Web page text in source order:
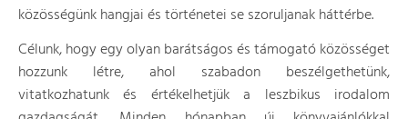
közösségünk hangjai és történetei se szoruljanak háttérbe.
Célunk, hogy egy olyan barátságos és támogató közösséget
hozzunk létre, ahol szabadon beszélgethetünk,
vitatkozhatunk és értékelhetjük a leszbikus irodalom